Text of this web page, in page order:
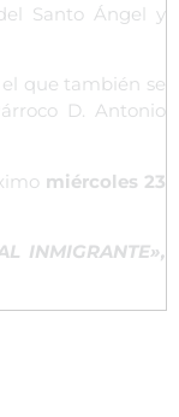
Santo Ángel y
que también se
D. Antonio
miércoles 23
INMIGRANTE»,